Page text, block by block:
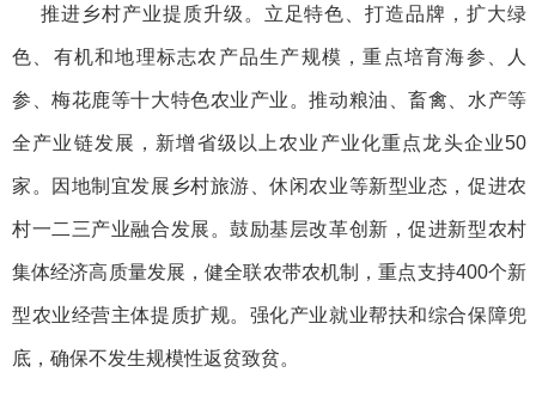
推进乡村产业提质升级。立足特色、打造品牌，扩大绿
色、有机和地理标志农产品生产规模，重点培育海参、人
参、梅花鹿等十大特色农业产业。推动粮油、畜禽、水产等
全产业链发展，新增省级以上农业产业化重点龙头企业50
家。因地制宜发展乡村旅游、休闲农业等新型业态，促进农
村一二三产业融合发展。鼓励基层改革创新，促进新型农村
集体经济高质量发展，健全联农带农机制，重点支持400个新
型农业经营主体提质扩规。强化产业就业帮扶和综合保障兜
底，确保不发生规模性返贫致贫。